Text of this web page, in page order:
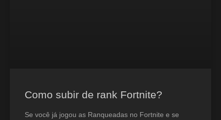
Como subir de rank Fortnite?
Se você já jogou as Ranqueadas no Fortnite e se